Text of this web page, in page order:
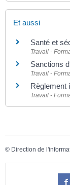
Et aussi
Santé et
Travail -
Sanctions
Travail -
Règlement
Travail -
© Direction de